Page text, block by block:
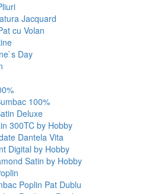
Jacquard
cu Volan
Day
100%
Deluxe
300TC by Hobby
Dantela Vita
Digital by Hobby
Satin by Hobby
Poplin Pat Dublu